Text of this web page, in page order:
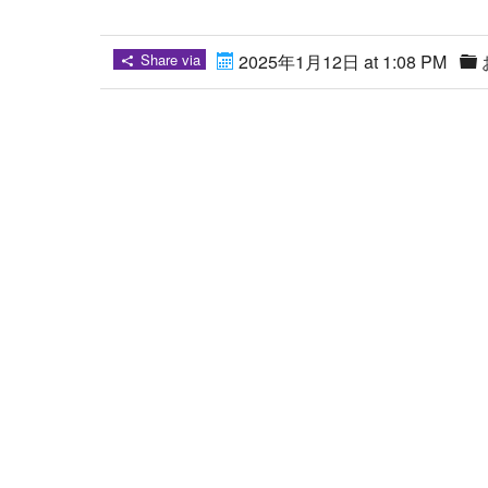
Share via 2025年1月12日 at 1:08 PM